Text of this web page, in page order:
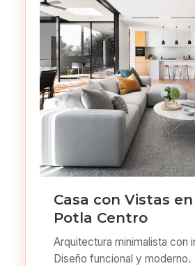
Casa con Vistas
Potla Centro
Arquitectura minimalista con
Diseño funcional y moderno.